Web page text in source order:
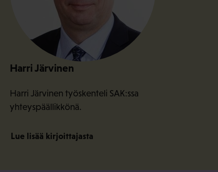
Harri Järvinen
Harri Järvinen työskenteli SAK:ssa
yhteyspäällikkönä.
Lue lisää kirjoittajasta